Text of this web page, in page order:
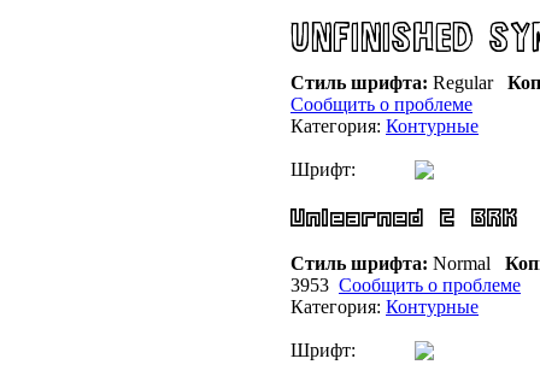
Стиль шрифта: Regular
Сообщить о проблеме
Категория: Контурные
Шрифт:
Стиль шрифта: Normal
3953 Сообщить о проблеме
Категория: Контурные
Шрифт: